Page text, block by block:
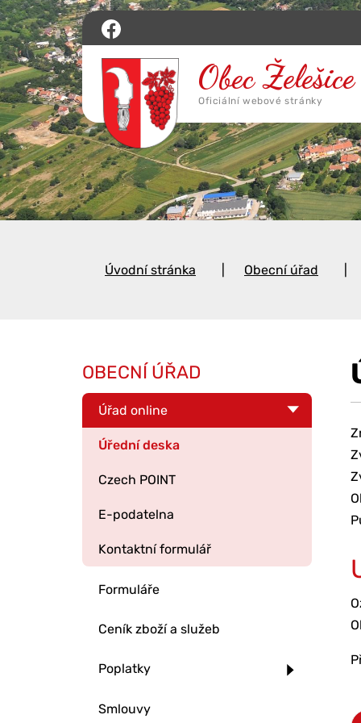
Úvodní stránka Obecní úřad
OBECNÍ ÚŘAD
Úřad online
Úřední deska
Czech POINT
E-podatelna
Kontaktní formulář
Formuláře
Ceník zboží a služeb
Poplatky
Smlouvy